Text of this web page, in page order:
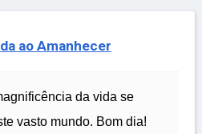
ao Amanhecer
da vida se
vasto mundo. Bom dia!